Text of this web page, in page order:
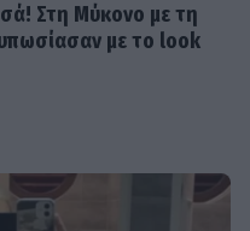
Στη Μύκονο με τη
με το look